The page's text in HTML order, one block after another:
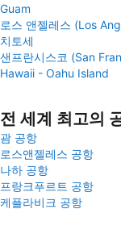
Guam
로스 앤젤레스 (Los
치토세
샌프란시스코 (San
Hawaii - Oahu Island
전 세계 최고의
괌 공항
로스앤젤레스 공항
나하 공항
프랑크푸르트 공항
케플라비크 공항